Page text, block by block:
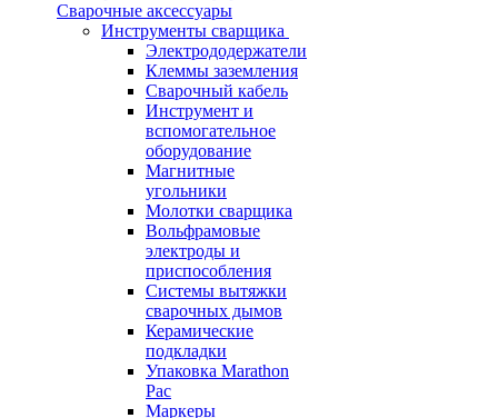
Сварочные аксессуары
Инструменты сварщика
Электрододержатели
Клеммы заземления
Сварочный кабель
Инструмент и
вспомогательное
оборудование
Магнитные
угольники
Молотки сварщика
Вольфрамовые
электроды и
приспособления
Системы вытяжки
сварочных дымов
Керамические
подкладки
Упаковка Marathon
Pac
Маркеры